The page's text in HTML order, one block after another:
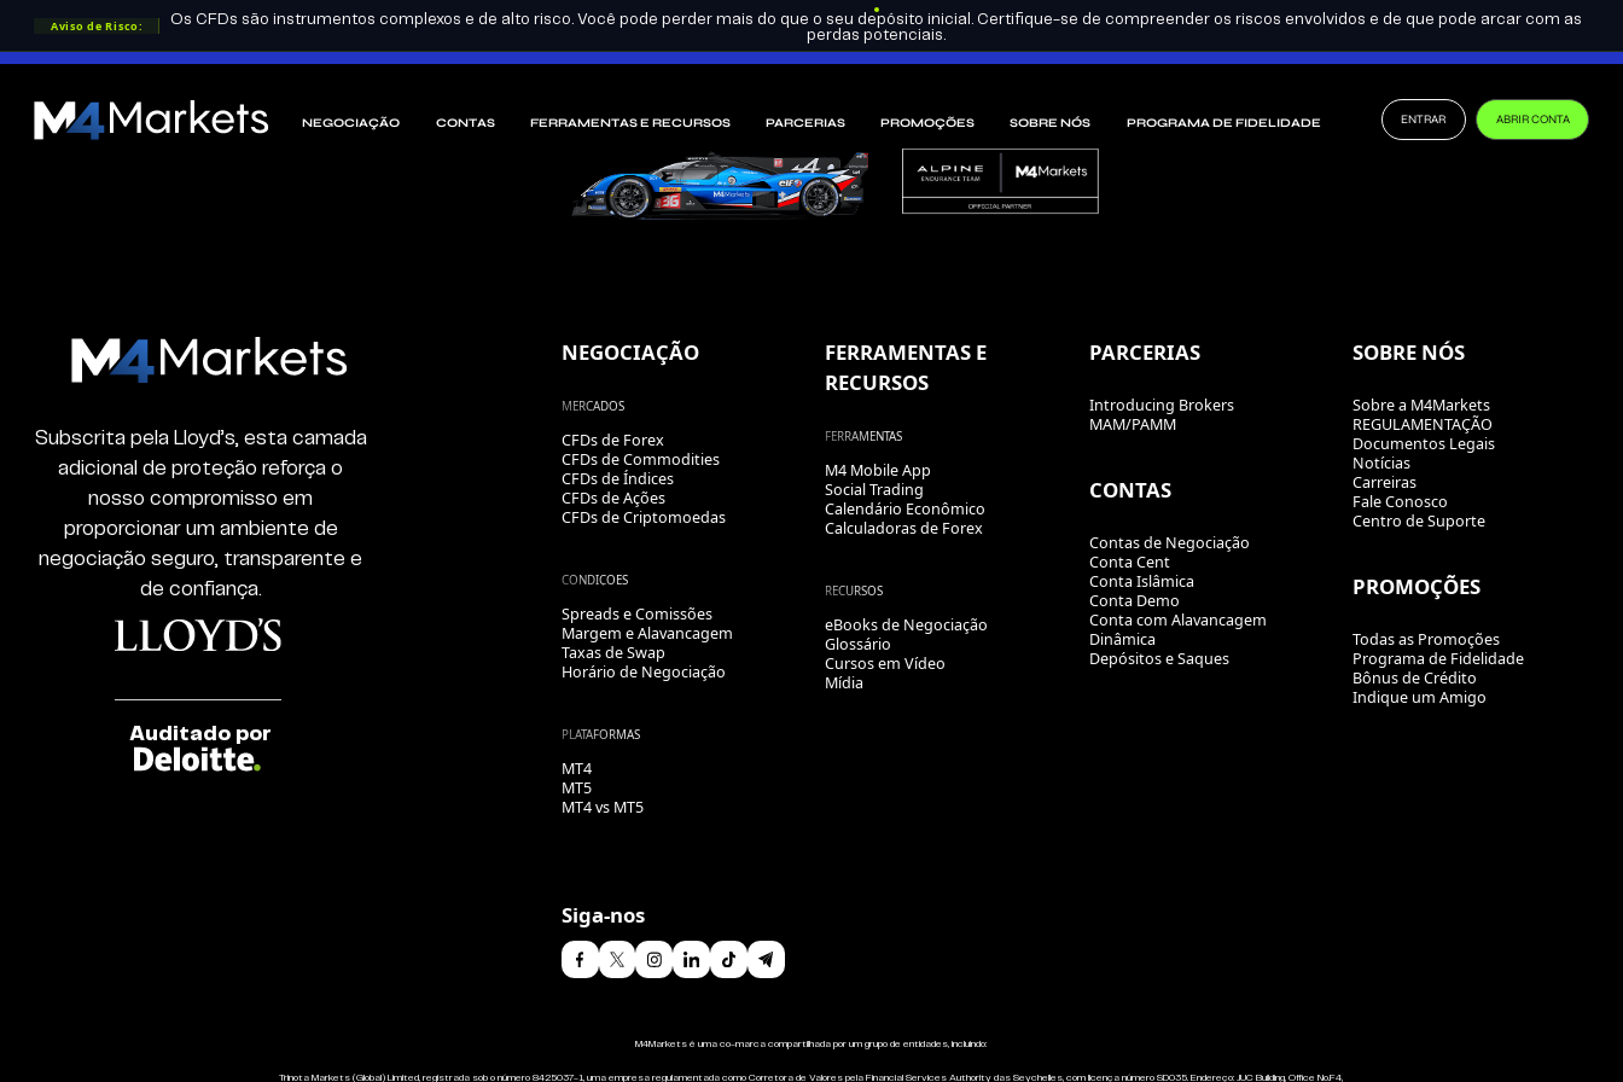
LICENÇAS DO GRUPO:
Aviso de Risco:
Os CFDs são instrumentos complexos e de alto risco. Você pode perder mais do que o seu depósito inicial. Certifique-se de compreender os riscos envolvidos e de que pode arcar com as
perdas potenciais.
M4Markets
NEGOCIAÇÃO CONTAS FERRAMENTAS E RECURSOS PARCERIAS PROMOÇÕES SOBRE NÓS PROGRAMA DE FIDELIDADE ENTRAR ABRIR CONTA
Mercados
Trading
Subscrita pela Lloyd’s, esta camada
adicional de proteção reforça o
nosso compromisso em
proporcionar um ambiente de
negociação seguro, transparente e
de confiança.
Auditado por
NEGOCIAÇÃO
MERCADOS
CFDs de Forex
CFDs de Commodities
CFDs de Índices
CFDs de Ações
CFDs de Criptomoedas
CONDIÇÕES
Spreads e Comissões
Margem e Alavancagem
Taxas de Swap
Horário de Negociação
PLATAFORMAS
MT4
MT5
MT4 vs MT5
FERRAMENTAS E
RECURSOS
FERRAMENTAS
M4 Mobile App
Social Trading
Calendário Econômico
Calculadoras de Forex
RECURSOS
eBooks de Negociação
Glossário
Cursos em Vídeo
Mídia
PARCERIAS
Introducing Brokers
MAM/PAMM
CONTAS
Contas de Negociação
Conta Cent
Conta Islâmica
Conta Demo
Conta com Alavancagem
Dinâmica
Depósitos e Saques
SOBRE NÓS
Sobre a M4Markets
REGULAMENTAÇÃO
Documentos Legais
Notícias
Carreiras
Fale Conosco
Centro de Suporte
PROMOÇÕES
Todas as Promoções
Programa de Fidelidade
Bônus de Crédito
Indique um Amigo
Siga-nos
M4Markets é uma co-marca compartilhada por um grupo de entidades, incluindo:
Trinota Markets (Global) Limited, registrada sob o número 8425037-1, uma empresa regulamentada como Corretora de Valores pela Financial Services Authority das Seychelles, com licença número SD035. Endereço: JUC Building, Office No.F4,